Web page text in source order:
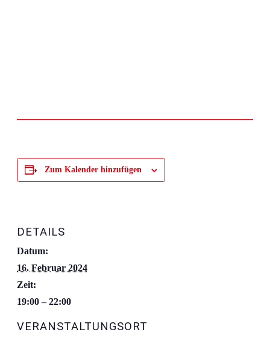
Zum Kalender hinzufügen
DETAILS
Datum:
16. Februar 2024
Zeit:
19:00 – 22:00
VERANSTALTUNGSORT